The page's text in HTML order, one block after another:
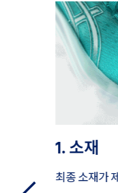
1. 소재
최종 소재가